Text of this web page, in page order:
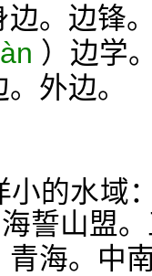
。边锋
）边学
外边。
的水域
誓山盟
海。中